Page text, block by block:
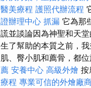
醫美療程 護照代辦流程
證辦理中心 抓漏 它為那
謊並談論因為神聖和天
生了幫助的本質之前，
肌、臀小肌和薦骨，都位
薦 安養中心 高級外燴 按
療程 專業可信的外燴廠